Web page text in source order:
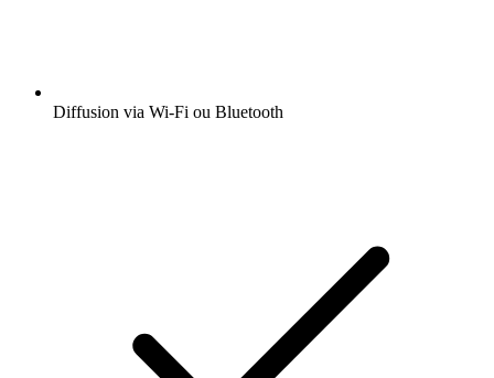
Diffusion via Wi-Fi ou Bluetooth